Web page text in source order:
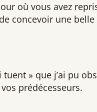
où vous avez
concevoir une
» que j’ai pu
prédécesseurs.